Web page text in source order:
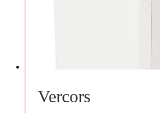
Vercors